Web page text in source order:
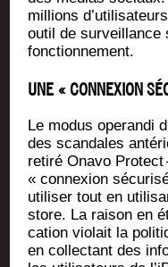
mil­lions
outil de sur­veillance
fonctionnement.
UNE « CONNEXION
Le modus ope­ran­di
des scan­dales
reti­ré Ona­vo
« connexion
uti­li­ser tout en
store. La rai­son en
ca­tion vio­lait la
en col­lec­tant des